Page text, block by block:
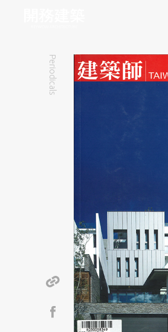
Periodicals